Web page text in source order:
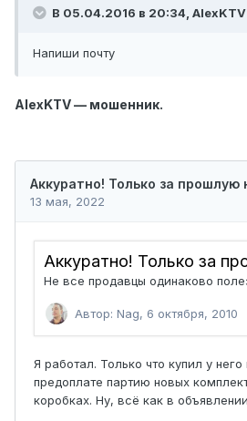
В 05.04.2016 в 20:34, AlexKTV
Напиши почту
AlexKTV — мошенник.